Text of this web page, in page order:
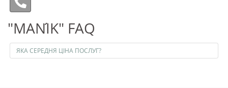
"MANІ́K" FAQ
ЯКА СЕРЕДНЯ ЦІНА ПОСЛУГ?